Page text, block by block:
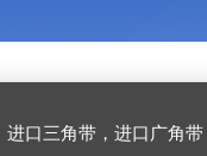
进口广角带，进口同步带，进口空压机皮